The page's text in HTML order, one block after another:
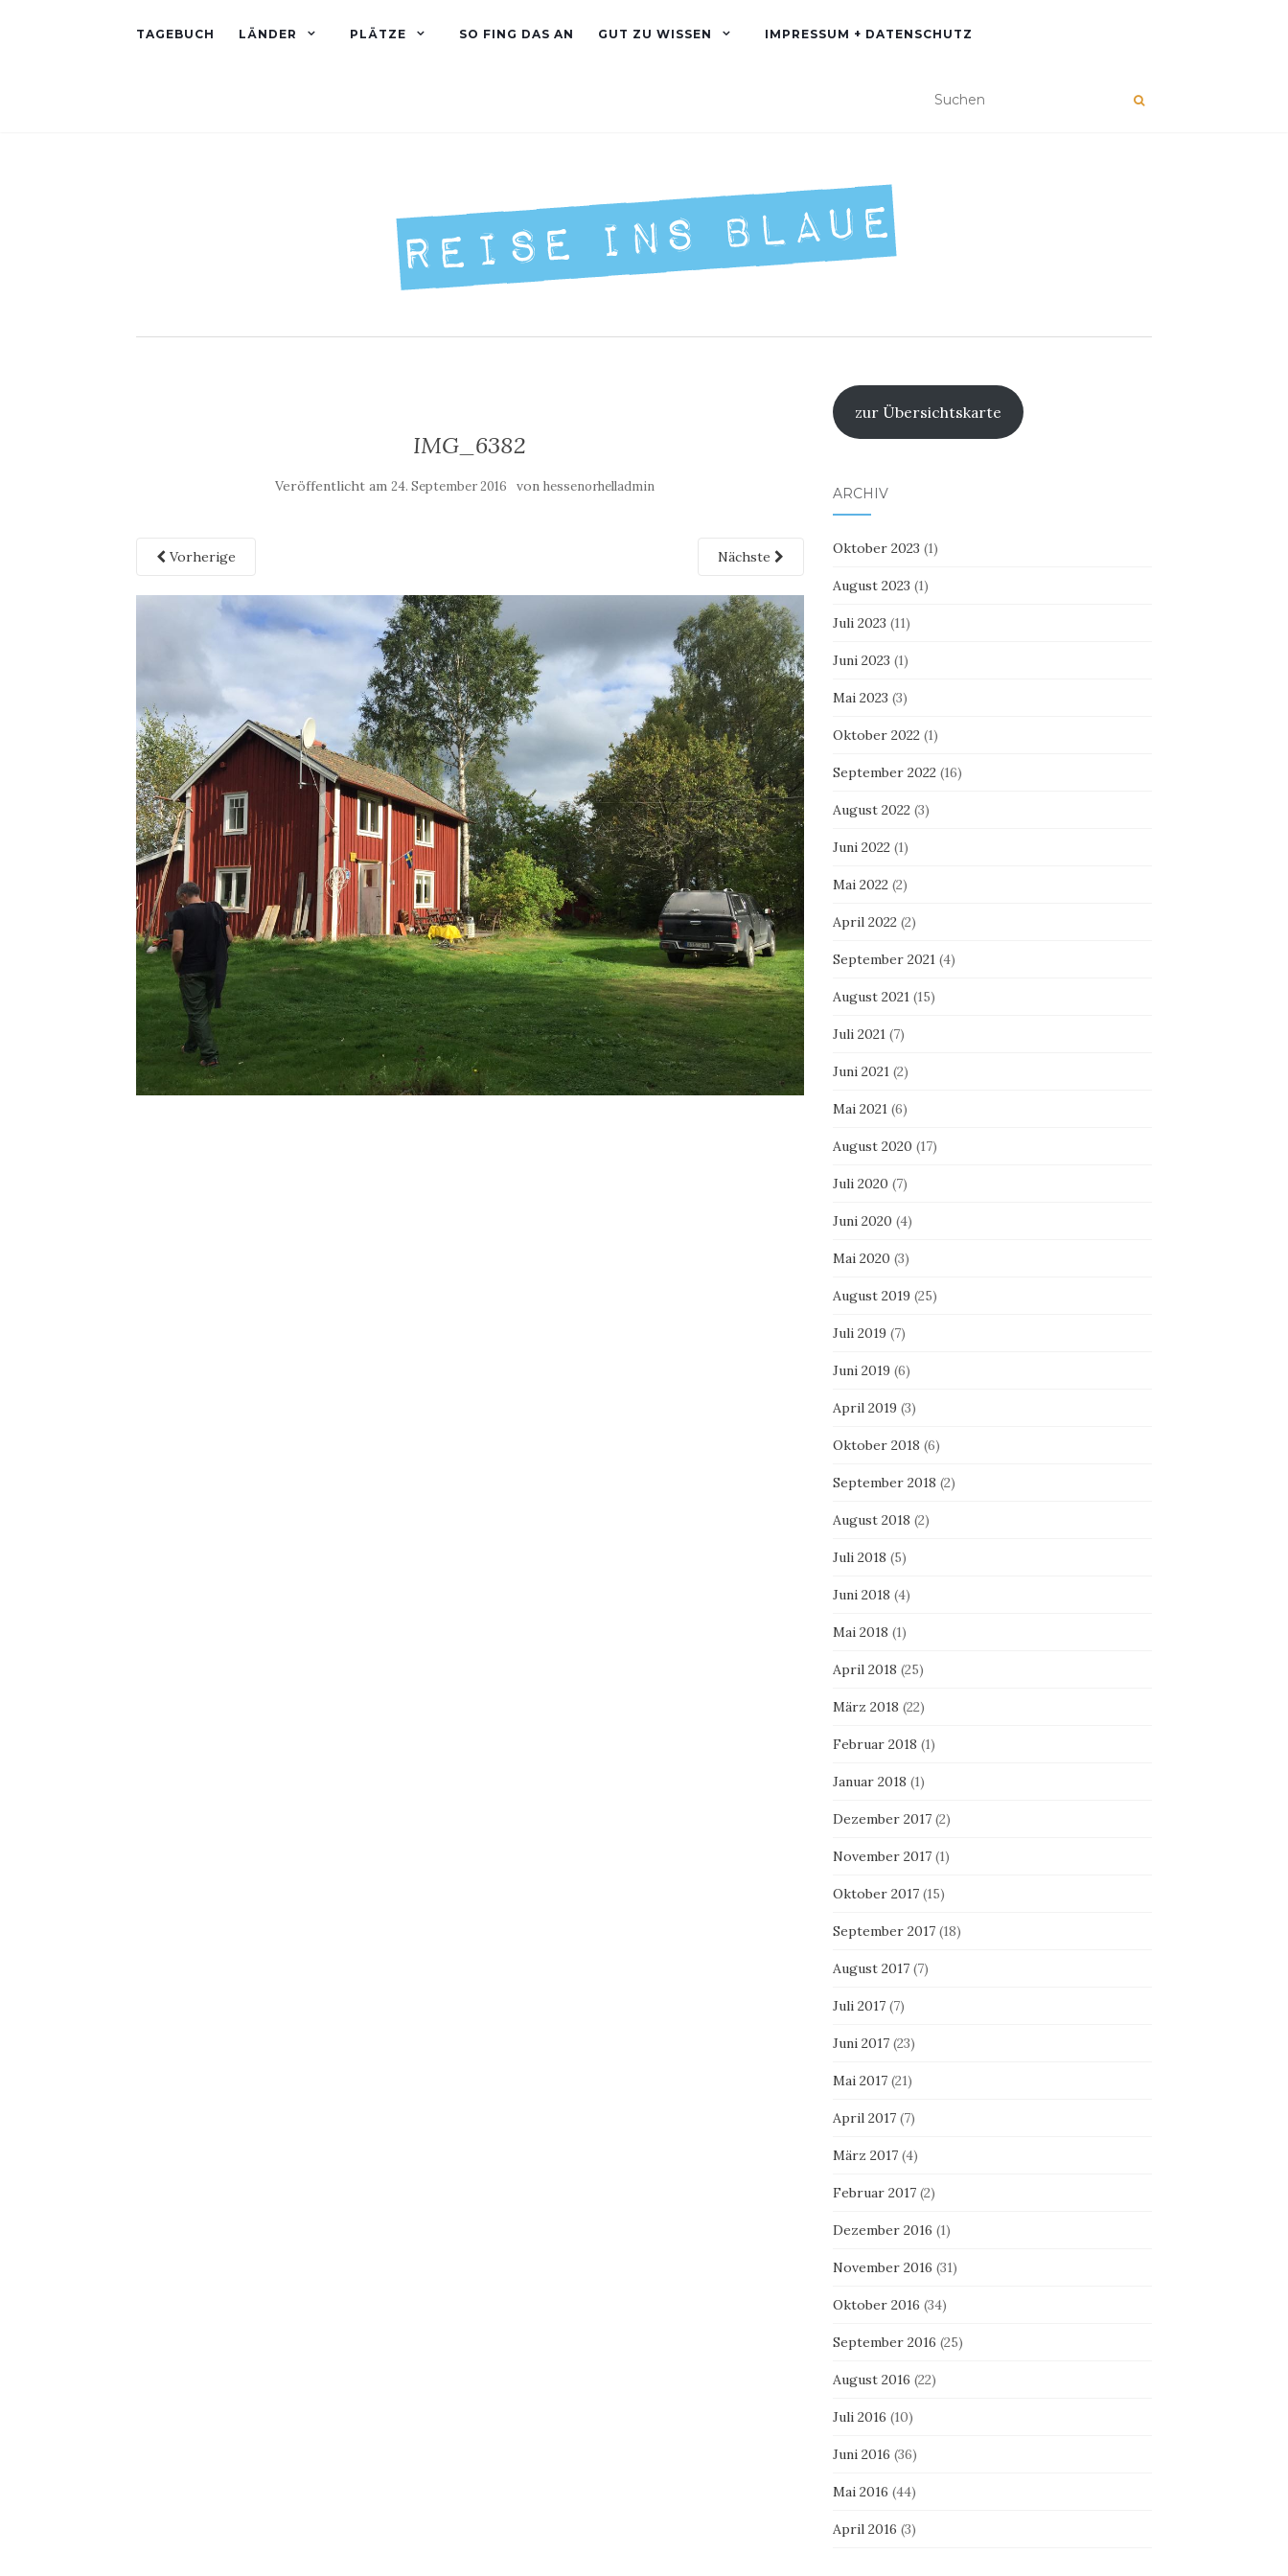
TAGEBUCH LÄNDER PLÄTZE SO FING DAS AN GUT ZU WISSEN IMPRESSUM + DATENSCHUTZ
IMG_6382
Veröffentlicht am24. September 2016 vonhessenorhelladmin
Vorherige Nächste
zur Übersichtskarte
ARCHIV
Oktober 2023 (1)
August 2023 (1)
Juli 2023 (11)
Juni 2023 (1)
Mai 2023 (3)
Oktober 2022(1)
September 2022(16)
August 2022(3)
Juni 2022(1)
Mai 2022(2)
April 2022(2)
September 2021(4)
August 2021(15)
Juli 2021(7)
Juni 2021(2)
Mai 2021(6)
August 2020 (17)
Juli 2020 (7)
Juni 2020 (4)
Mai 2020 (3)
August 2019 (25)
Juli 2019 (7)
Juni 2019 (6)
April 2019 (3)
Oktober 2018 (6)
September 2018 (2)
August 2018 (2)
Juli 2018 (5)
Juni 2018 (4)
Mai 2018 (1)
April 2018 (25)
März 2018 (22)
Februar 2018 (1)
Januar 2018 (1)
Dezember 2017(2)
November 2017(1)
Oktober 2017(15)
September 2017(18)
August 2017(7)
Juli 2017(7)
Juni 2017(23)
Mai 2017(21)
April 2017(7)
März 2017(4)
Februar 2017(2)
Dezember 2016 (1)
November 2016 (31)
Oktober 2016 (34)
September 2016 (25)
August 2016 (22)
Juli 2016 (10)
Juni 2016 (36)
Mai 2016 (44)
April 2016 (3)